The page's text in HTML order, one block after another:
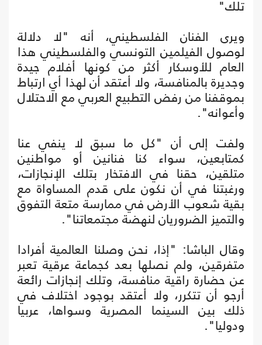
تلك"
ويرى الفنان الفلسطيني، أنه "لا دلالة
لوصول الفيلمين التونسي والفلسطيني هذا
العام للأوسكار أكثر من كونها أفلام جيدة
وجديرة بالمنافسة، ولا أعتقد أن لهذا أي ارتباط
بموقفنا من رفض التطبيع العربي مع الاحتلال
وأعوانه".
ولفت إلى أن "كل ما سبق لا ينفي عنا
كمتابعين، سواء كنا فنانين أو مواطنين
متلقين، حقنا في الافتخار بتلك الإنجازات،
ورغبتنا في أن نكون على قدم المساواة مع
بقية شعوب الأرض في ممارسة متعة التفوق
والتميز الضروريان لنهضة مجتمعاتنا".
وقال الباشا: "إذا، نحن وصلنا العالمية أفرادا
متفرقين، ولم نصلها بعد كجماعة عرقية تعبر
عن حضارة راقية منافسة، وتلك إنجازات رائعة
أرجو أن تتكرر، ولا أعتقد بوجود اختلاف في
ذلك بين السينما المصرية وسواها، عربيا
ودوليا".